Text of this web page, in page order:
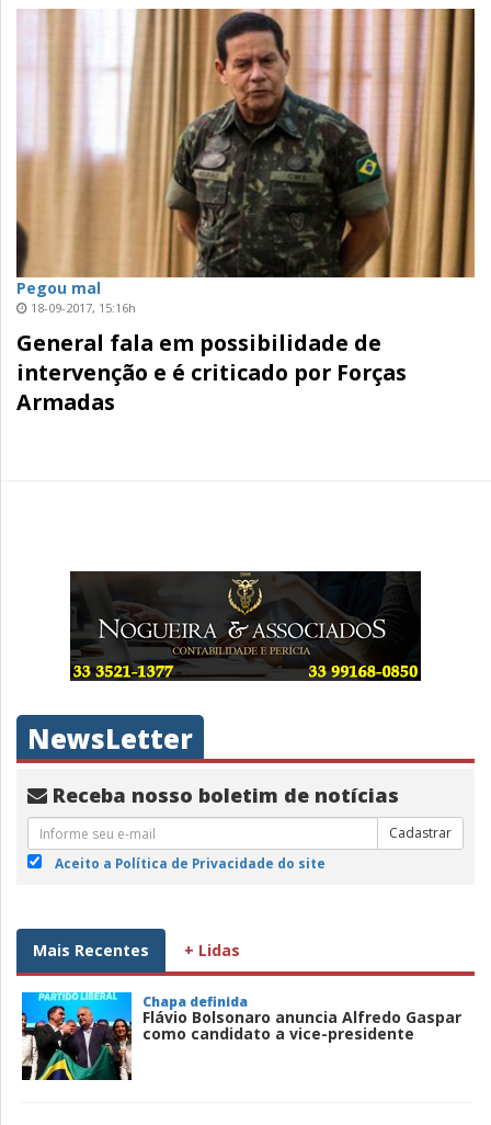
Pegou mal
18-09-2017, 15:16h
General fala em possibilidade de
intervenção e é criticado por Forças
Armadas
NewsLetter
Receba nosso boletim de notícias
Cadastrar
Aceito a Política de Privacidade do site
Mais Recentes + Lidas
Chapa definida
Flávio Bolsonaro anuncia Alfredo Gaspar
como candidato a vice-presidente